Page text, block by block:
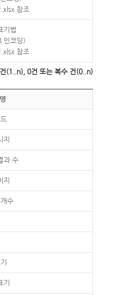
참조
기법
인코딩)
참조
(1..n), 0건 또는 복수 건(0..n)
지
과 수
지
수
기